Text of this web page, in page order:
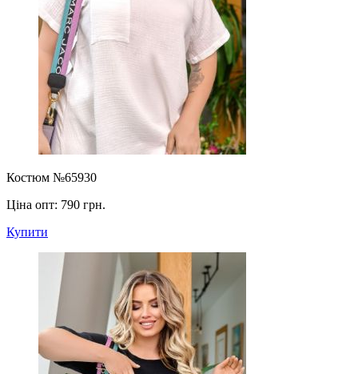
Костюм №65930
Ціна опт: 790 грн.
Купити